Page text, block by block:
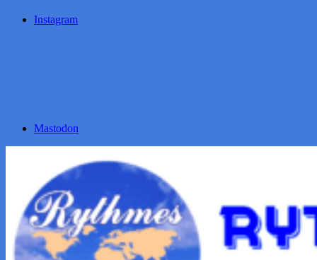
Instagram
Mastodon